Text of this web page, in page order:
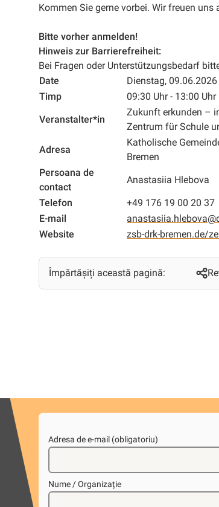
Kommen Sie gerne vorbei. Wir freuen uns
Bitte vorher anmelden!
Hinweis zur Barrierefreiheit:
Bei Fragen oder Unterstützungsbedarf
Date
Dienstag, 09.06.2026
Timp
09:30 Uhr - 13:00 Uhr
Veranstalter*in
Zukunft erkunden –
Zentrum für Schule
Adresa
Katholische
Bremen
Persoana de
contact
Anastasiia Hlebova
Telefon
+49 176 19 00 20 37
E-mail
Website
zsb-drk-bremen.de/
Împărtășiți această pagină:
Adresa de e-mail (obligatoriu)
Nume / Organizație